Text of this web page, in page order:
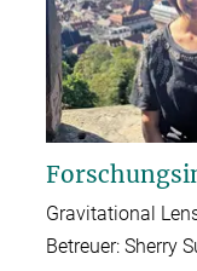
Gravitational
Betreuer: Sherry